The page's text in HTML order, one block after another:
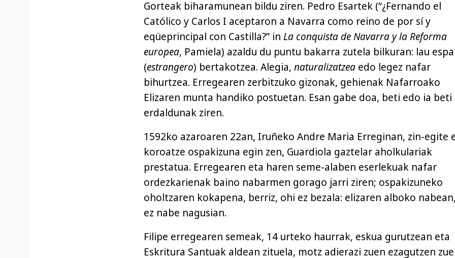
Gorteak biharamunean bildu ziren. Pedro Esartek (“¿Fernando el
Católico y Carlos I aceptaron a Navarra como reino de por sí y
eqüeprincipal con Castilla?” in La conquista de Navarra y la Reforma
europea, Pamiela) azaldu du puntu bakarra zutela bilkuran: lau
(estrangero) bertakotzea. Alegia, naturalizatzea edo legez nafar
bihurtzea. Erregearen zerbitzuko gizonak, gehienak Nafarroako
Elizaren munta handiko postuetan. Esan gabe doa, beti edo ia beti
erdaldunak ziren.
1592ko azaroaren 22an, Iruñeko Andre Maria Erreginan, zin-egite
koroatze ospakizuna egin zen, Guardiola gaztelar aholkulariak
prestatua. Erregearen eta haren seme-alaben eserlekuak nafar
ordezkarienak baino nabarmen gorago jarri ziren; ospakizuneko
oholtzaren kokapena, berriz, ohi ez bezala: elizaren alboko
ez nabe nagusian.
Filipe erregearen semeak, 14 urteko haurrak, eskua gurutzean eta
Eskritura Santuak aldean zituela, motz adierazi zuen ezagutzen